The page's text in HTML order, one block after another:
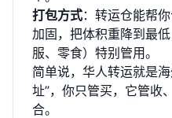
打包方式：转运仓能帮
加固，把体积重降到最
服、零食）特别管用。
简单说，华人转运就是
址”，你只管买，它管收
合。